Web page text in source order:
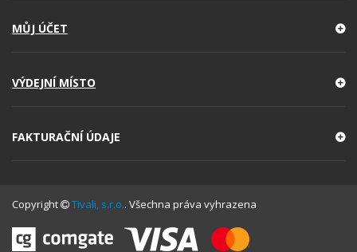
MŮJ ÚČET
VÝDEJNÍ MÍSTO
FAKTURAČNÍ ÚDAJE
Copyright Tivali, s.r.o.. Všechna práva vyhrazena